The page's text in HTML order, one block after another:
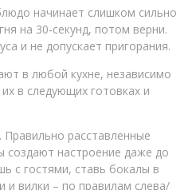
начинает слишком сильно
на 30‑секунд, потом верни.
и не допускает пригорания.
в любой кухне, независимо
в следующих готовках и
расставленные
создают настроение даже до
с гостями, ставь бокалы в
и вилки – по правилам слева/